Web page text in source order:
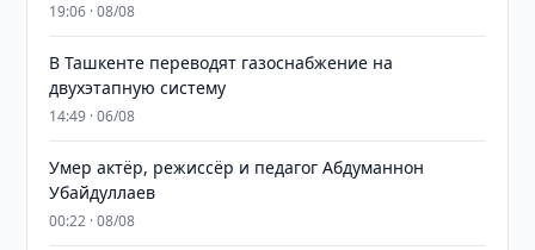
19:06 · 08/08
В Ташкенте переводят газоснабжение на
двухэтапную систему
14:49 · 06/08
Умер актёр, режиссёр и педагог Абдуманнон
Убайдуллаев
00:22 · 08/08